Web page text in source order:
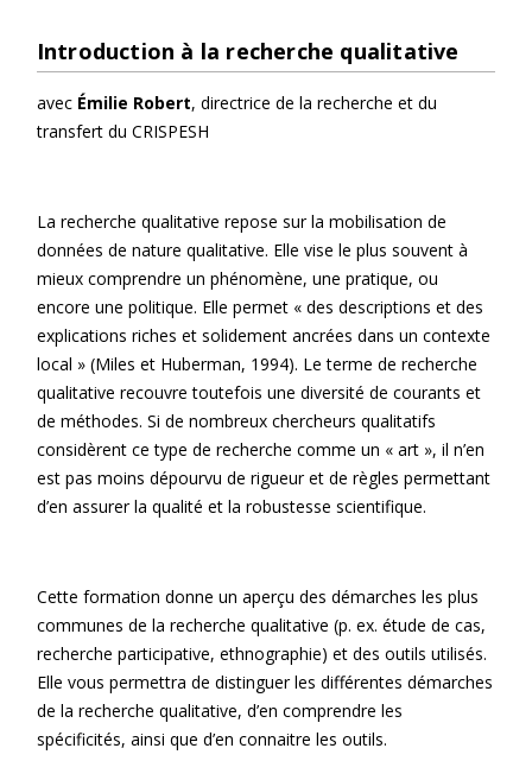
Introduction à la recherche qualitative
avec Émilie Robert, directrice de la recherche et du
transfert du CRISPESH
La recherche qualitative repose sur la mobilisation de
données de nature qualitative. Elle vise le plus souvent à
mieux comprendre un phénomène, une pratique, ou
encore une politique. Elle permet « des descriptions et des
explications riches et solidement ancrées dans un contexte
local » (Miles et Huberman, 1994). Le terme de recherche
qualitative recouvre toutefois une diversité de courants et
de méthodes. Si de nombreux chercheurs qualitatifs
considèrent ce type de recherche comme un « art », il n’en
est pas moins dépourvu de rigueur et de règles permettant
d’en assurer la qualité et la robustesse scientifique.
Cette formation donne un aperçu des démarches les plus
communes de la recherche qualitative (p. ex. étude de cas,
recherche participative, ethnographie) et des outils utilisés.
Elle vous permettra de distinguer les différentes démarches
de la recherche qualitative, d’en comprendre les
spécificités, ainsi que d’en connaitre les outils.